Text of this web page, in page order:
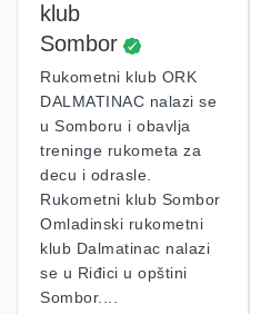
klub
Sombor
Rukometni klub ORK
DALMATINAC nalazi se
u Somboru i obavlja
treninge rukometa za
decu i odrasle.
Rukometni klub Sombor
Omladinski rukometni
klub Dalmatinac nalazi
se u Riđici u opštini
Sombor....